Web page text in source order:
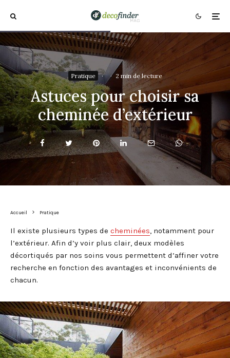
Pratique · · 2 min de lecture
Astuces pour choisir sa
cheminée d’extérieur
Accueil Pratique
Il existe plusieurs types de cheminées, notamment pour
l’extérieur. Afin d’y voir plus clair, deux modèles
décortiqués par nos soins vous permettent d’affiner votre
recherche en fonction des avantages et inconvénients de
chacun.